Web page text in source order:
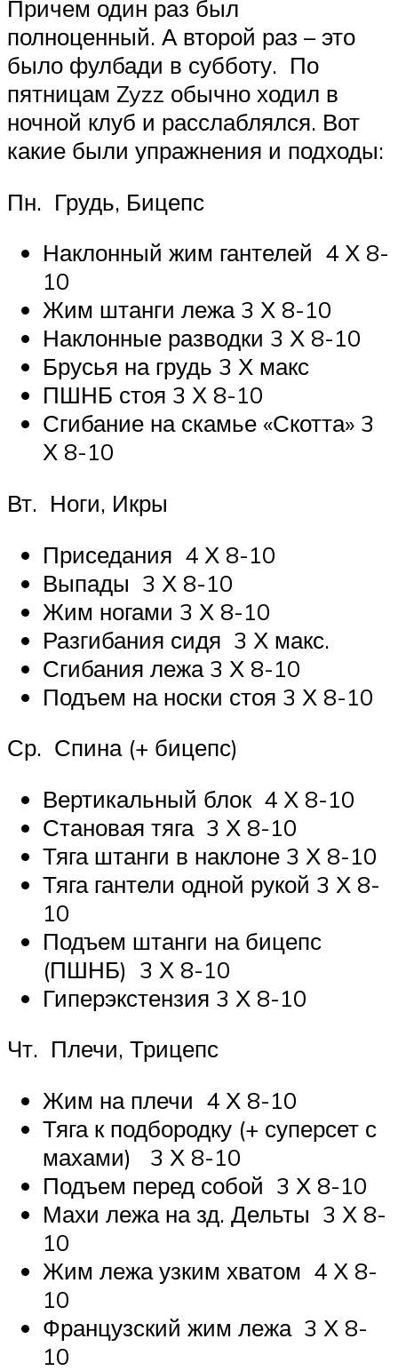
Причем один раз был
полноценный. А второй раз – это
было фулбади в субботу. По
пятницам Zyzz обычно ходил в
ночной клуб и расслаблялся. Вот
какие были упражнения и подходы:
Пн. Грудь, Бицепс
Наклонный жим гантелей 4 Х 8-
10
Жим штанги лежа 3 Х 8-10
Наклонные разводки 3 Х 8-10
Брусья на грудь 3 Х макс
ПШНБ стоя 3 Х 8-10
Сгибание на скамье «Скотта» 3
Х 8-10
Вт. Ноги, Икры
Приседания 4 Х 8-10
Выпады 3 Х 8-10
Жим ногами 3 Х 8-10
Разгибания сидя 3 Х макс.
Сгибания лежа 3 Х 8-10
Подъем на носки стоя 3 Х 8-10
Ср. Спина (+ бицепс)
Вертикальный блок 4 Х 8-10
Становая тяга 3 Х 8-10
Тяга штанги в наклоне 3 Х 8-10
Тяга гантели одной рукой 3 Х 8-
10
Подъем штанги на бицепс
(ПШНБ) 3 Х 8-10
Гиперэкстензия 3 Х 8-10
Чт. Плечи, Трицепс
Жим на плечи 4 Х 8-10
Тяга к подбородку (+ суперсет с
махами) 3 Х 8-10
Подъем перед собой 3 Х 8-10
Махи лежа на зд. Дельты 3 Х 8-
10
Жим лежа узким хватом 4 Х 8-
10
Французский жим лежа 3 Х 8-
10